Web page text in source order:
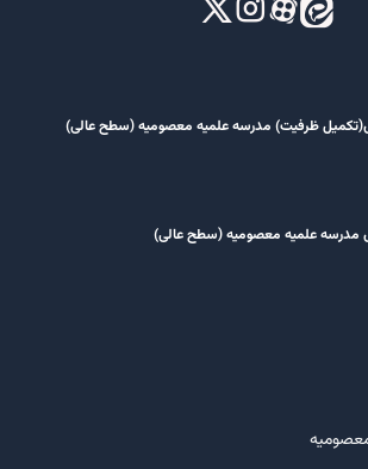
ظرفیت) مدرسه علمیه معصومیه‌ (سطح عالی)
مدرسه علمیه معصومیه‌ (سطح عالی)